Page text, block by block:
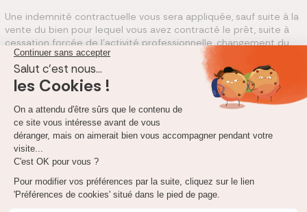
Une indemnité contractuelle vous sera appliquée, sauf suite à la
vente du bien pour lequel vous avez contracté le prêt, suite à
cessation forcée de l’activité professionnelle, changement du
lieu de l’activité pro ou décès.
Comment contacter Société Générale pour un crédit
à la consommation ?
Vous avez une question sur un prêt à la consommation de
Société Générale ?
Vous souhaitez connaître les modalités de
remboursement anticipé ou de rachat de votre crédit